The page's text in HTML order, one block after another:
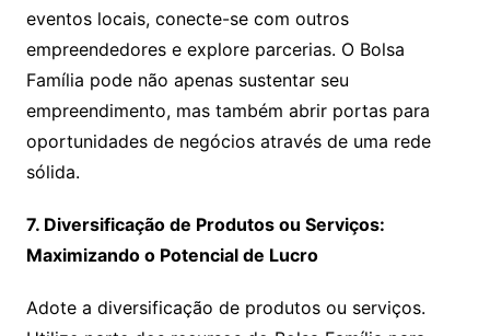
eventos locais, conecte-se com outros
empreendedores e explore parcerias. O Bolsa
Família pode não apenas sustentar seu
empreendimento, mas também abrir portas para
oportunidades de negócios através de uma rede
sólida.
7. Diversificação de Produtos ou Serviços:
Maximizando o Potencial de Lucro
Adote a diversificação de produtos ou serviços.